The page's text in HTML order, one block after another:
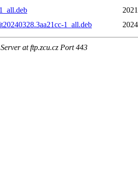
1_all.deb
at ftp.zcu.cz Port 443